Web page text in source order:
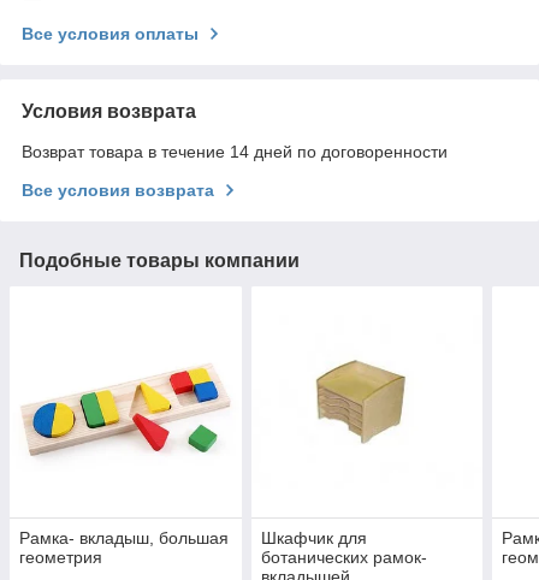
Все условия оплаты
Условия возврата
Возврат товара в течение 14 дней по договоренности
Все условия возврата
Подобные товары компании
Рамка- вкладыш, большая
геометрия
Шкафчик для
ботанических рамок-